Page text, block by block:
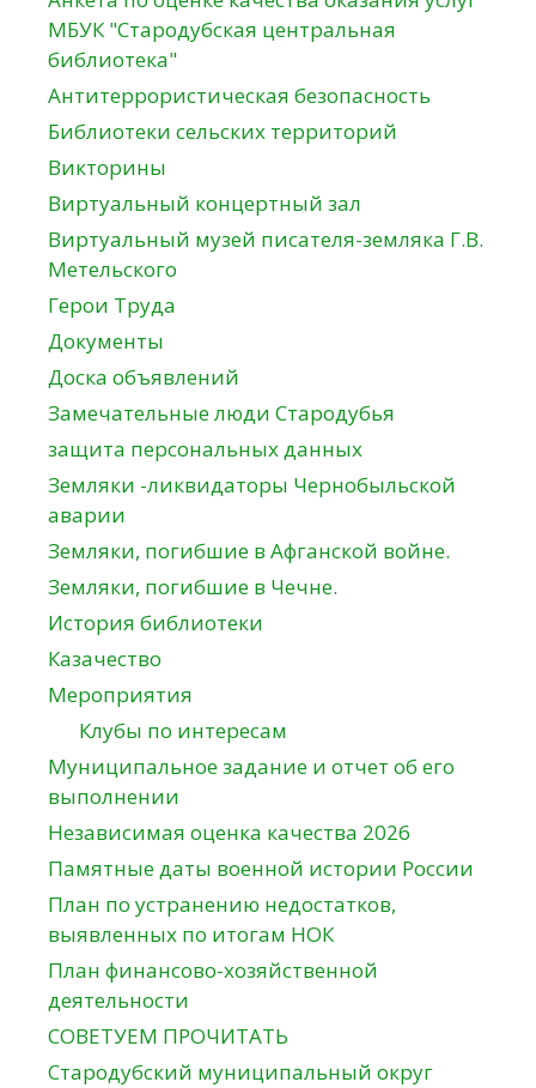
МБУК "Стародубская центральная
библиотека"
Антитеррористическая безопасность
Библиотеки сельских территорий
Викторины
Виртуальный концертный зал
Виртуальный музей писателя-земляка Г.В.
Метельского
Герои Труда
Документы
Доска объявлений
Замечательные люди Стародубья
защита персональных данных
Земляки -ликвидаторы Чернобыльской
аварии
Земляки, погибшие в Афганской войне.
Земляки, погибшие в Чечне.
История библиотеки
Казачество
Мероприятия
Клубы по интересам
Муниципальное задание и отчет об его
выполнении
Независимая оценка качества 2026
Памятные даты военной истории России
План по устранению недостатков,
выявленных по итогам НОК
План финансово-хозяйственной
деятельности
СОВЕТУЕМ ПРОЧИТАТЬ
Стародубский муниципальный округ